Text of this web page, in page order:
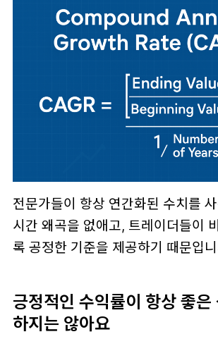
전문가들이 항상 연간화된 수치를
시간 왜곡을 없애고, 트레이더들이
록 공정한 기준을 제공하기 때문입
긍정적인 수익률이 항상 좋은
하지는 않아요